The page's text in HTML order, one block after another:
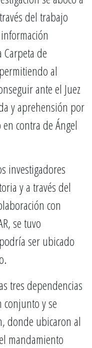
del trabajo
de
al
ante el Juez
y aprehensión por
contra de Ángel
investigadores
y a través del
con
se tuvo
ser ubicado
tres dependencias
y se
donde ubicaron al
mandamiento